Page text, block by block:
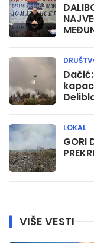
GORI
LOKAL
VIŠE VESTI